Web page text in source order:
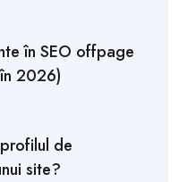
în SEO offpage
2026)
de
site?